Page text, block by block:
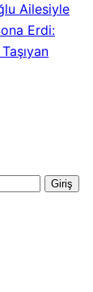
Ailesiyle
Erdi:
Giriş